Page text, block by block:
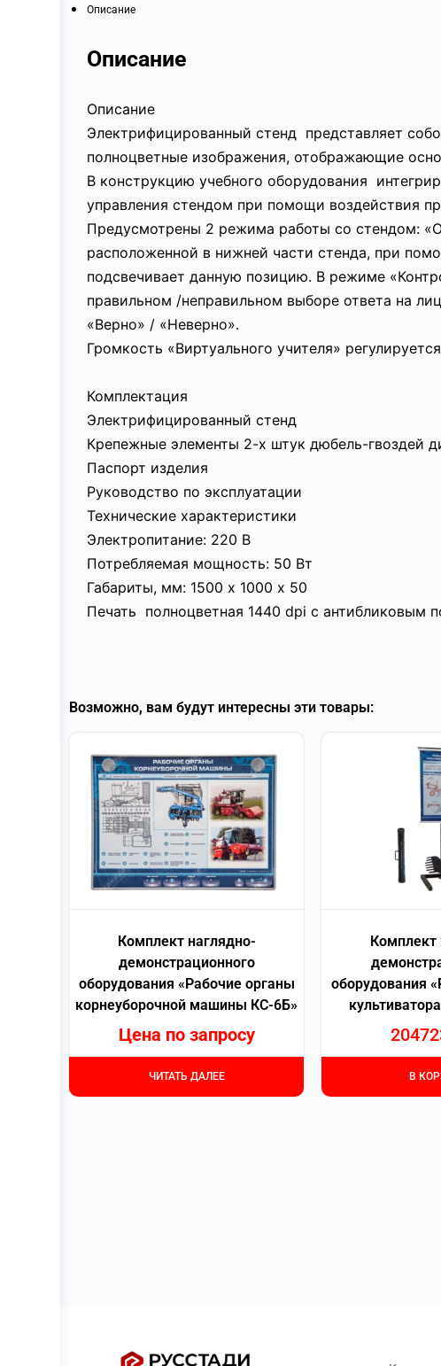
Описание
Описание
Описание
Электрифицированный стенд представляет
полноцветные изображения, отображающие
В конструкцию учебного оборудования
управления стендом при помощи воздействия
Предусмотрены 2 режима работы со стендом:
расположенной в нижней части стенда, при
подсвечивает данную позицию. В режиме
правильном /неправильном выборе ответа на
«Верно» / «Неверно».
Громкость «Виртуального учителя»
Комплектация
Электрифицированный стенд
Крепежные элементы 2-х штук дюбель-
Паспорт изделия
Руководство по эксплуатации
Технические характеристики
Электропитание: 220 В
Потребляемая мощность: 50 Вт
Габариты, мм: 1500 х 1000 х 50
Печать полноцветная 1440 dpi с антибликовым
Возможно, вам будут интересны эти товары:
Комплект наглядно-
демонстрационного
оборудования «Рабочие органы
корнеуборочной машины КС-6Б»
Цена по запросу
ЧИТАТЬ ДАЛЕЕ
Комплект
оборудования
В